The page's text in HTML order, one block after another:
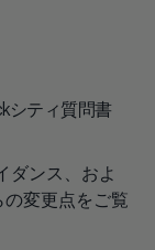
シティ質問書
ダンス、およ
変更点をご覧